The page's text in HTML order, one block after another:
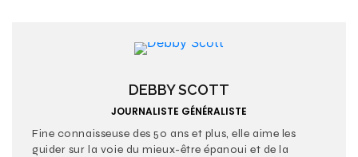
DEBBY SCOTT
JOURNALISTE GÉNÉRALISTE
Fine connaisseuse des 50 ans et plus, elle aime les
guider sur la voie du mieux-être épanoui et de la